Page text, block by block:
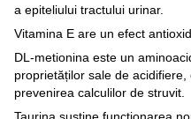
a epiteliului tractului urinar.
Vitamina E are un efect
DL-metionina este un
proprietăților sale de
prevenirea calculilor de struvit.